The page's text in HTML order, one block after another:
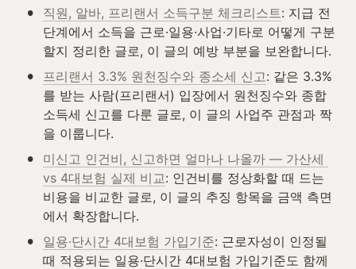
• 직원, 알바, 프리랜서 소득구분 체크리스트 : 지급 전
단계에서 소득을 근로·일용·사업·기타로 어떻게 구분
할지 정리한 글로, 이 글의 예방 부분을 보완합니다.
• 프리랜서 3.3% 원천징수와 종소세 신고: 같은 3.3%
를 받는 사람(프리랜서) 입장에서 원천징수와 종합
소득세 신고를 다룬 글로, 이 글의 사업주 관점과 짝
을 이룹니다.
•
미신고 인건비, 신고하면 얼마나 나올까 — 가산세
vs 4대보험 실제 비교: 인건비를 정상화할 때 드는
비용을 비교한 글로, 이 글의 추징 항목을 금액 측면
에서 확장합니다.
• 일용·단시간 4대보험 가입기준: 근로자성이 인정될
때 적용되는 일용·단시간 4대보험 가입기준도 함께